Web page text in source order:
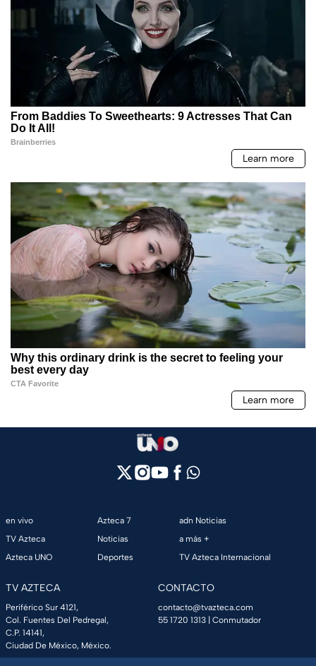
en vivo
TV Azteca
Azteca UNO
Azteca 7
Noticias
Deportes
adn Noticias
a más +
TV Azteca Internacional
TV AZTECA
Periférico Sur 4121,
Col. Fuentes Del Pedregal,
C.P. 14141,
Ciudad De México, México.
CONTACTO
contacto@tvazteca.com
55 1720 1313 | Conmutador